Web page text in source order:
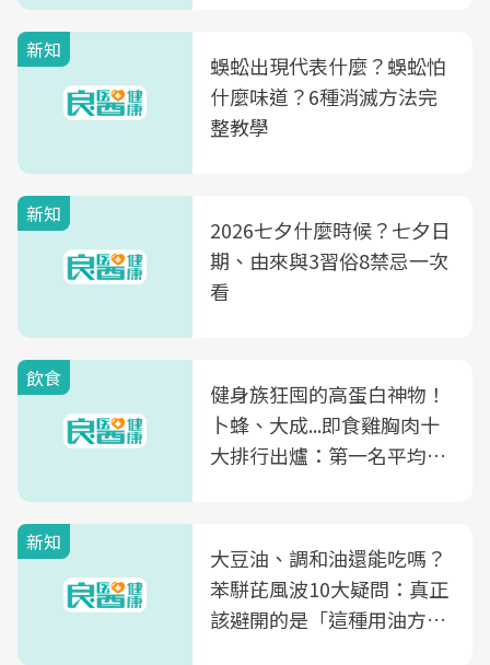
新知
蜈蚣出現代表什麼？蜈蚣怕
什麼味道？6種消滅方法完
整教學
新知
2026七夕什麼時候？七夕日
期、由來與3習俗8禁忌一次
看
飲食
健身族狂囤的高蛋白神物！
卜蜂、大成...即食雞胸肉十
大排行出爐：第一名平均一
新知
大豆油、調和油還能吃嗎？
苯駢芘風波10大疑問：真正
該避開的是「這種用油方